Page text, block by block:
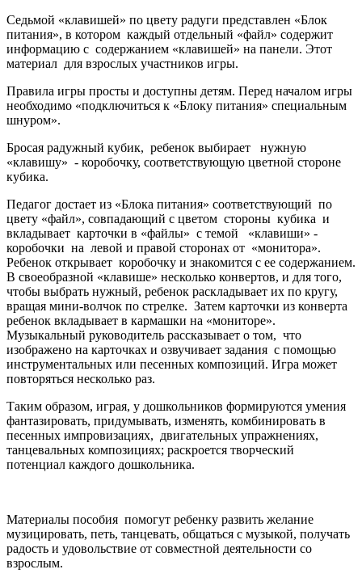
Седьмой «клавишей» по цвету радуги представлен «Блок
питания», в котором каждый отдельный «файл» содержит
информацию с содержанием «клавишей» на панели. Этот
материал для взрослых участников игры.
Правила игры просты и доступны детям. Перед началом игры
необходимо «подключиться к «Блоку питания» специальным
шнуром».
Бросая радужный кубик, ребенок выбирает нужную
«клавишу» - коробочку, соответствующую цветной стороне
кубика.
Педагог достает из «Блока питания» соответствующий по
цвету «файл», совпадающий с цветом стороны кубика и
вкладывает карточки в «файлы» с темой «клавиши» -
коробочки на левой и правой сторонах от «монитора».
Ребенок открывает коробочку и знакомится с ее содержанием.
В своеобразной «клавише» несколько конвертов, и для того,
чтобы выбрать нужный, ребенок раскладывает их по кругу,
вращая мини-волчок по стрелке. Затем карточки из конверта
ребенок вкладывает в кармашки на «мониторе».
Музыкальный руководитель рассказывает о том, что
изображено на карточках и озвучивает задания с помощью
инструментальных или песенных композиций. Игра может
повторяться несколько раз.
Таким образом, играя, у дошкольников формируются умения
фантазировать, придумывать, изменять, комбинировать в
песенных импровизациях, двигательных упражнениях,
танцевальных композициях; раскроется творческий
потенциал каждого дошкольника.
Материалы пособия помогут ребенку развить желание
музицировать, петь, танцевать, общаться с музыкой, получать
радость и удовольствие от совместной деятельности со
взрослым.